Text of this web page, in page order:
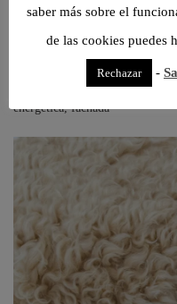
utilizados
aislante térmico
energética,fachada
saber más sobre el
de las cookies puedes
Rechazar -